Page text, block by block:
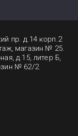
пр. д.14 корп.2
магазин № 25.
д.15, литер Б,
№ 62/2.